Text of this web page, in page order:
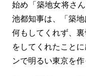
始め「築地女将さ
池都知事は、「築地
何もしてくれず、
をしてくれたこと
ンで明るい東京を